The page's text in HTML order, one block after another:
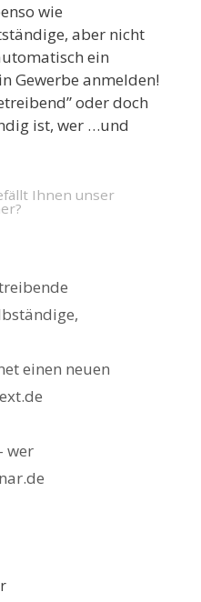
wie
aber nicht
ein
Gewerbe anmelden!
oder doch
ist, wer …und
Ihnen unser
,
einen neuen
wer